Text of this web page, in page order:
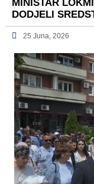
MINISTAR
DODJELI
25 Juna, 2026